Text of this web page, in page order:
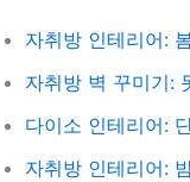
자취방 인테리어:
자취방 벽 꾸미기:
다이소 인테리어:
자취방 인테리어: